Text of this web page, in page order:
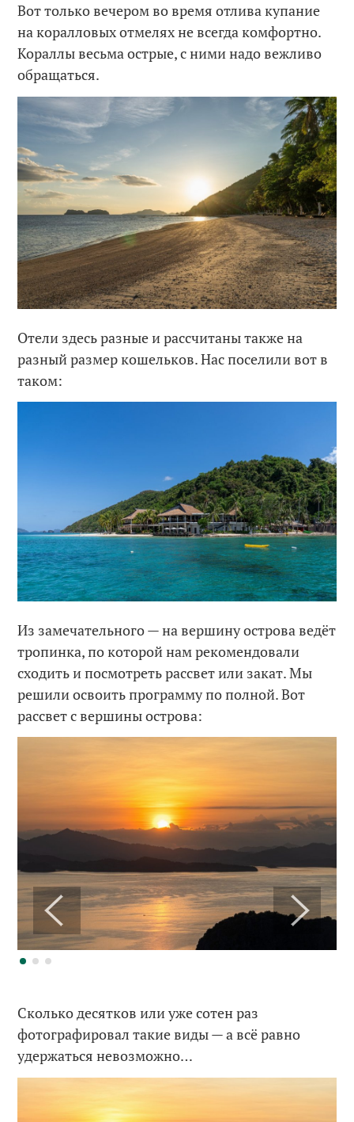
Вот только вечером во время отлива купание
на коралловых отмелях не всегда комфортно.
Кораллы весьма острые, с ними надо вежливо
обращаться.
Отели здесь разные и рассчитаны также на
разный размер кошельков. Нас поселили вот в
таком:
Из замечательного — на вершину острова ведёт
тропинка, по которой нам рекомендовали
сходить и посмотреть рассвет или закат. Мы
решили освоить программу по полной. Вот
рассвет с вершины острова:
Сколько десятков или уже сотен раз
фотографировал такие виды — а всё равно
удержаться невозможно…